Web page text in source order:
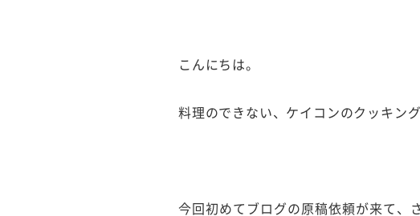
こんにちは。
料理のできない、ケイコンのクッキング
今回初めてブログの原稿依頼が来て、